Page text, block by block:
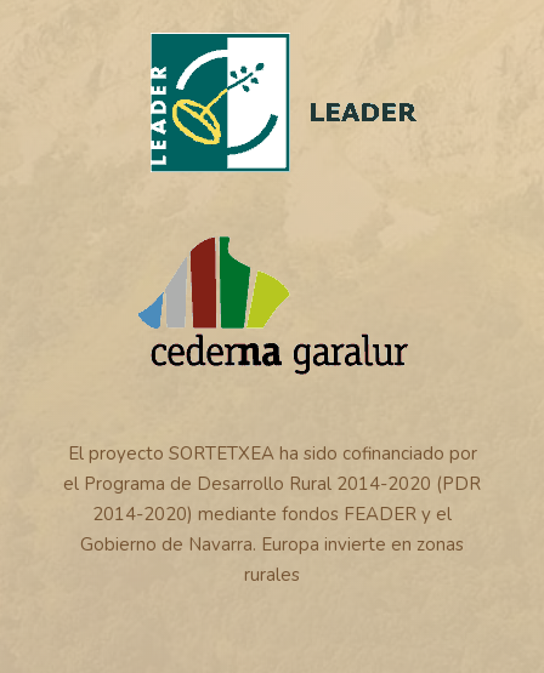
El proyecto SORTETXEA ha sido cofinanciado por
el Programa de Desarrollo Rural 2014-2020 (PDR
2014-2020) mediante fondos FEADER y el
Gobierno de Navarra. Europa invierte en zonas
rurales